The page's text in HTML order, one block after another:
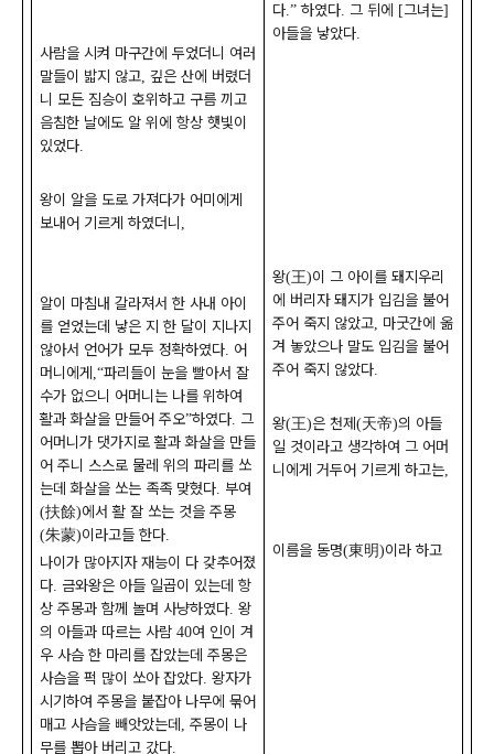
사람을 시켜 마구간에 두었더니 여러
말들이 밟지 않고, 깊은 산에 버렸더
니 모든 짐승이 호위하고 구름 끼고
음침한 날에도 알 위에 항상 햇빛이
있었다.
왕이 알을 도로 가져다가 어미에게
보내어 기르게 하였더니
알이 마침내 갈라져서 한 사내 아이
를 얻었는데 낳은 지 한 달이 지나지
않아서 언어가 모두 정확하였다. 어
머니에게 ,“파리들이 눈을 빨아서 잘
수가 없으니 어머니는 나를 위하여
활과 화살을 만들어 주오”하였다. 그
어머니가 댓가지로 활과 화살을 만들
어 주니 스스로 물레 위의 파리를 쏘
는데 화살을 쏘는 족족 맞혔다. 부여
(扶餘)에서 활 잘 쏘는 것을 주몽
(朱蒙)이라고들 한다.
나이가 많아지자 재능이 다 갖추어졌
다. 금와왕은 아들 일곱이 있는데 항
상 주몽과 함께 놀며 사냥하였다. 왕
의 아들과 따르는 사람 40여 인이 겨
우 사슴 한 마리를 잡았는데 주몽은
사슴을 퍽 많이 쏘아 잡았다. 왕자가
시기하여 주몽을 붙잡아 나무에 묶어
매고 사슴을 빼앗았는데 주몽이 나
무를 뽑아 버리고 갔다.
다.”하였다. 그 뒤에 [그녀는]
아들을 낳았다.
왕(王)이 그 아이를 돼지우리
에 버리자 돼지가 입김을 불어
주어 죽지 않았고, 마굿간에 옮
겨 놓았으나 말도 입김을 불어
주어 죽지 않았다.
왕(王)은 천제(天帝)의 아들
일 것이라고 생각하여 그 어머
니에게 거두어 기르게 하고는,
이름을 동명(東明)이라 하고